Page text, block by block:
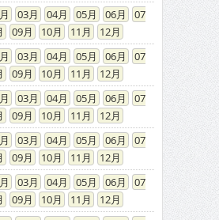
03 04 05 06
07
09 10 11
12
03 04 05 06
07
09 10 11
12
03 04 05 06
07
09 10 11
12
03 04 05 06
07
09 10 11
12
03 04 05 06
07
09 10 11
12